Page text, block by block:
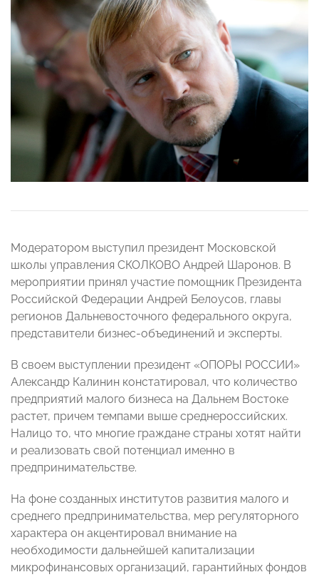
Модератором выступил президент Московской
школы управления СКОЛКОВО Андрей Шаронов. В
мероприятии принял участие помощник Президента
Российской Федерации Андрей Белоусов, главы
регионов Дальневосточного федерального округа,
представители бизнес-объединений и эксперты.
В своем выступлении президент «ОПОРЫ РОССИИ»
Александр Калинин констатировал, что количество
предприятий малого бизнеса на Дальнем Востоке
растет, причем темпами выше среднероссийских.
Налицо то, что многие граждане страны хотят найти
и реализовать свой потенциал именно в
предпринимательстве.
На фоне созданных институтов развития малого и
среднего предпринимательства, мер регуляторного
характера он акцентировал внимание на
необходимости дальнейшей капитализации
микрофинансовых организаций, гарантийных фондов